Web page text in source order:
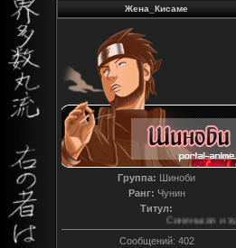
Жена_Кисаме
Группа: Шиноби
Ранг: Чунин
Титул:
Синенькая и зубастенькая
Сообщений: 402